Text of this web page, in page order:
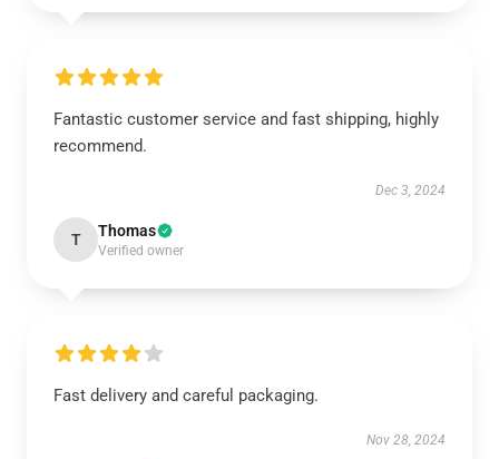
Fantastic customer service and fast shipping, highly
recommend.
Dec 3, 2024
T Thomas
Verified owner
Fast delivery and careful packaging.
Nov 28, 2024